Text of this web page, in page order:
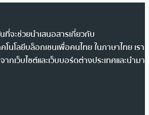
จะช่วยนำเสนอสารเกี่ยวกับ
โนโลยีบล็อกเชนเพื่อคนไทย ในภาษาไทย เรา
เว็บไซต์และเว็บบอร์ดต่างประเทศและนำมา